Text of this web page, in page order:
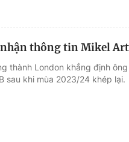
thông tin Mikel
thành London khẳng định
sau khi mùa 2023/24 khép lại.